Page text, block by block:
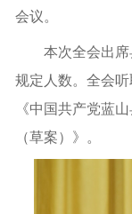
会议。
本次全会出
规定人数。全会
《中国共产党蓝
（草案）》。